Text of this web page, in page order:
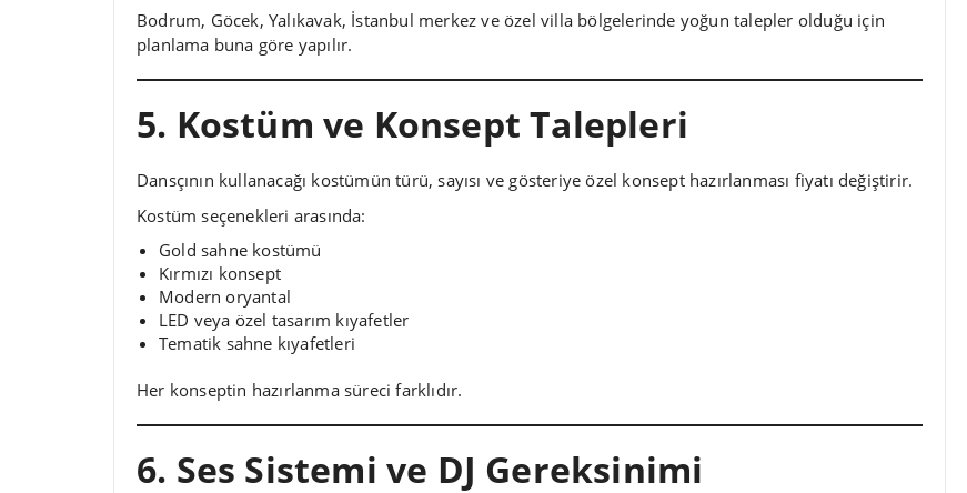
Bodrum, Göcek, Yalıkavak, İstanbul merkez ve özel villa bölgelerinde yoğun talepler olduğu için
planlama buna göre yapılır.
5. Kostüm ve Konsept Talepleri
Dansçının kullanacağı kostümün türü, sayısı ve gösteriye özel konsept hazırlanması fiyatı değiştirir.
Kostüm seçenekleri arasında:
Gold sahne kostümü
Kırmızı konsept
Modern oryantal
LED veya özel tasarım kıyafetler
Tematik sahne kıyafetleri
Her konseptin hazırlanma süreci farklıdır.
6. Ses Sistemi ve DJ Gereksinimi